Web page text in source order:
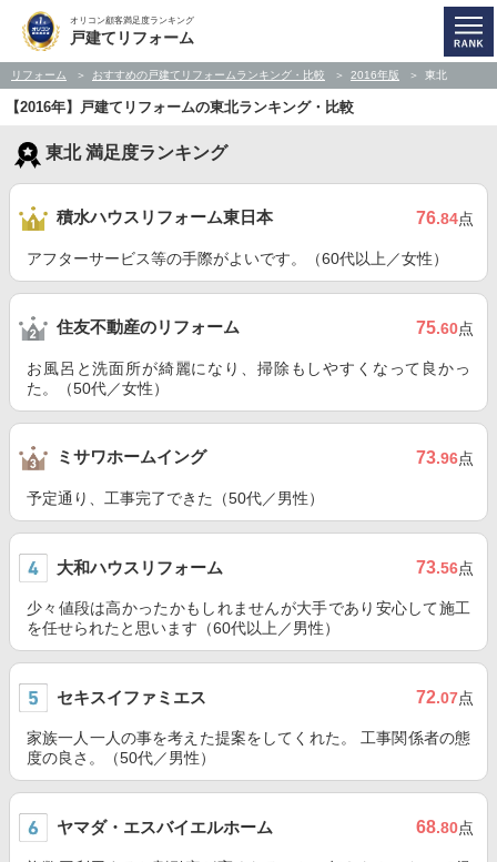
オリコン顧客満足度ランキング
戸建てリフォーム
リフォーム おすすめの戸建てリフォームランキング・比較 2016年版 東北
【2016年】戸建てリフォームの東北ランキング・比較
東北 満足度ランキング
積水ハウスリフォーム東日本 76.84点
アフターサービス等の手際がよいです。（60代以上／女性）
住友不動産のリフォーム 75.60点
お風呂と洗面所が綺麗になり、掃除もしやすくなって良かっ
た。（50代／女性）
ミサワホームイング 73.96点
予定通り、工事完了できた（50代／男性）
大和ハウスリフォーム 73.56点
少々値段は高かったかもしれませんが大手であり安心して施工
を任せられたと思います（60代以上／男性）
セキスイファミエス 72.07点
家族一人一人の事を考えた提案をしてくれた。 工事関係者の態
度の良さ。（50代／男性）
ヤマダ・エスバイエルホーム 68.80点